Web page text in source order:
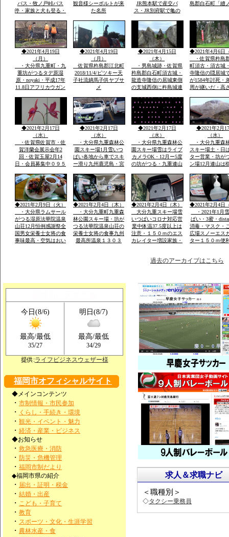
バス・牧ノ戸峠バス
停・家族と犬も登る・
ース
観音様シーボルトが来
た名所
JR熊本駅で産交バ
ス・JR別府駅で亀の
級ラムサール坊がつる
たではら湿原・ミヤマ
キリシマ九重連山法華
院温泉
島郡白石町「縫
◆2021年4月19日
（月）
・大分県九重町・九
重坊がつるタデ原湿
原・noyaki・平成17年
11.8日アフリカウガン
ル湿原にタデ原３８
ha・坊がつる５３ha・
九重の自然をまのる会
◆2021年4月19日
（月）
佐賀県杵島郡江北町
2018/11/4/ビツキー天
子社流鏑馬子供ヤブサ
メ
◆2021年4月15日
（木）
・男島城跡・佐賀県
杵島郡白石町須古城・
龍造寺隆信の居城東側
の支城西側に杵島城連
鎮西屈指の堅城
◆2021年4月6日
・佐賀県杵島
町須古・須古城
寺隆信の隠居城
が1584年討死・
周が継いだ・高
２年天文年間か
年築城
◆2021年2月17日
（水）
・佐賀県佐賀市・佐
賀洋蘭会展示会年2
回・佐賀玉屋2月14
日・会員募集中０９５
大島・栽培管理など
◆2021年2月17日
（水）
・大分県九重森林公
園スキー場1月雪いつ
ぱい各地から車でスキ
ー滑り九州鹿児島・宮
から・レンタルウェア
一流メーカー用意
◆2021年2月17日
（水）
・大分県九重森林公
園スキー場雪はライブ
カメラOK・12月ー5度
の坊がつる・九重連山
荘九州最高所１３０３
ｍ天然温泉
◆2021年2月
（水）
・大分九重森
スキー場土・日
ター営業・坊が
ン場12月連山は
山１９９５・１
257年ぶり噴火
りできる法華院
1470年入山・白
山伏修練場
◆2021年2月9日（火）
・大分県ラムサール
がつる湿原法華院温泉
山荘12月恒例感謝祭全
国男女栄養士女将の食
事味最高・空気はおい
◆2021年2月4日（木）
・大分九重町九重森
林公園スキー場・坊が
つる法華院温泉山荘の
栄養士女将の食事九州
最高所温泉１３０３
◆2021年2月4日（木）
大分九重スキー場雪
いつぱいコロナ対応営
業中体温37.5度以上は
注意・１５０ｍのエス
カレイター増設家族・
◆2021年2月4日
・2021年1月
ぱい・3蜜・
消毒・マスク・
広場スノーエス
ター１５０ｍ便
過去のアーカイブはこちら
今日(8/6)
最高/最低
35/27
明日(8/7)
最高/最低
34/29
提供:ライフビジネスウェザー様
福岡市オフィシャルサイト
◆メインコンテンツ
・ 市制情報・市民参加
・ くらし・手続き・環境
・ 観光・イベント・魅力
・ 経済・産業・ビジネス
◆お知らせ
・ 救急医療・消防
・ 防災・危機管理
・ 福岡市制だより
◆福岡市県の紹介
・ 届出・証明・税金
・ 結婚・出産
・ こども・子育て
・ 教育
・ スポーツ・文化・生涯学習
・ 農林水産・食
求人＆求職ナビ
＜職種別＞
◇タクシー乗務員